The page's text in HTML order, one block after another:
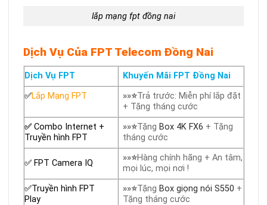
lắp mạng fpt đồng nai
Dịch Vụ Của FPT Telecom Đồng Nai
Dịch Vụ FPT
Khuyến Mãi FPT Đồng Nai
✅Lắp Mạng FPT »»⭐Trả trước: Miễn phí lắp đặt
+ Tặng tháng cước
✅ Combo Internet +
Truyền hình FPT
»»⭐Tặng Box 4K FX6 + Tặng
tháng cước
✅ FPT Camera IQ
»»⭐Hàng chính hãng + An tâm,
mọi lúc, mọi nơi !
✅Truyền hình FPT
Play
»»⭐Tặng Box giọng nói S550 +
Tặng tháng cước